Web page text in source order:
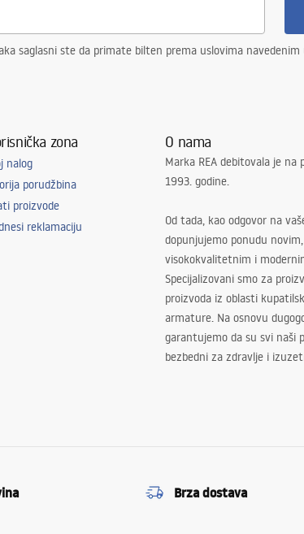
saglasni ste da primate bilten prema uslovima navedenim
zona
nalog
porudžbina
proizvode
reklamaciju
O nama
Marka REA debitovala je
1993. godine.
Od tada, kao odgovor na
dopunjujemo ponudu novim,
visokokvalitetnim i
Specijalizovani smo za
proizvoda iz oblasti
armature. Na osnovu
garantujemo da su svi naši
bezbedni za zdravlje i
Brza dostava